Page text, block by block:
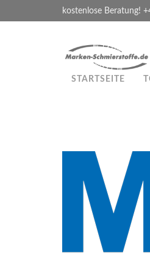
kostenlose Beratung!
STARTSEITE